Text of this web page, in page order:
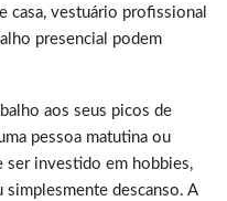
casa, vestuário profissional
presencial podem
aos seus picos de
pessoa matutina ou
ser investido em hobbies,
simplesmente descanso. A